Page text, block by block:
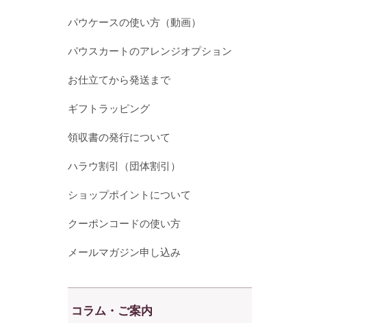
パウケースの使い方（動画）
パウスカートのアレンジオプション
お仕立てから発送まで
ギフトラッピング
領収書の発行について
ハラウ割引（団体割引）
ショップポイントについて
クーポンコードの使い方
メールマガジン申し込み
コラム・ご案内